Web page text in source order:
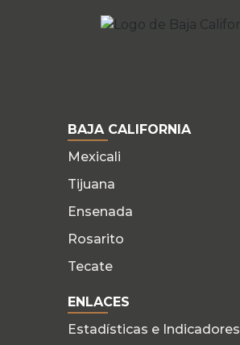
BAJA CALIFORNIA
Mexicali
Tijuana
Ensenada
Rosarito
Tecate
ENLACES
Estadísticas e Indicadores